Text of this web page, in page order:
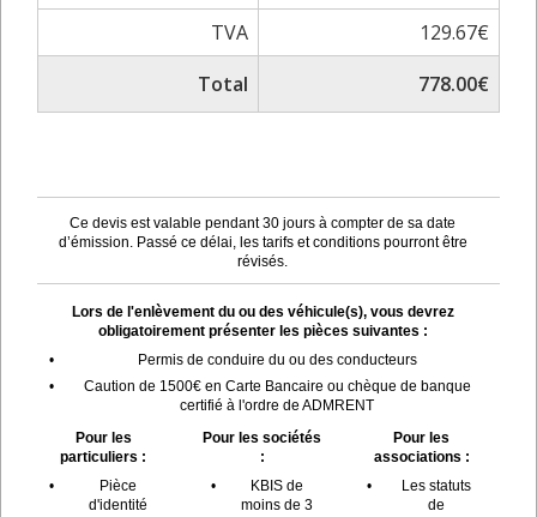
TVA
129.67€
Total
778.00€
Ce devis est valable pendant 30 jours à compter de sa date
d’émission. Passé ce délai, les tarifs et conditions pourront être
révisés.
Lors de l'enlèvement du ou des véhicule(s), vous devrez
obligatoirement présenter les pièces suivantes :
•
Permis de conduire du ou des conducteurs
•
Caution de 1500€ en Carte Bancaire ou chèque de banque
certifié à l'ordre de ADMRENT
Pour les
particuliers :
•
Pièce
d'identité
Pour les sociétés
:
•
KBIS de
moins de 3
Pour les
associations :
•
Les statuts
de